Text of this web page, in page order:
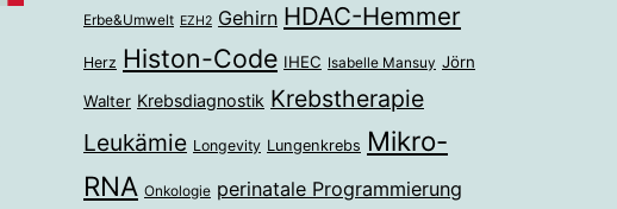
Erbe&Umwelt EZH2 Gehirn HDAC-Hemmer
Herz Histon-Code IHEC Isabelle Mansuy Jörn
Walter Krebsdiagnostik Krebstherapie
Leukämie Longevity Lungenkrebs Mikro-
RNA Onkologie perinatale Programmierung